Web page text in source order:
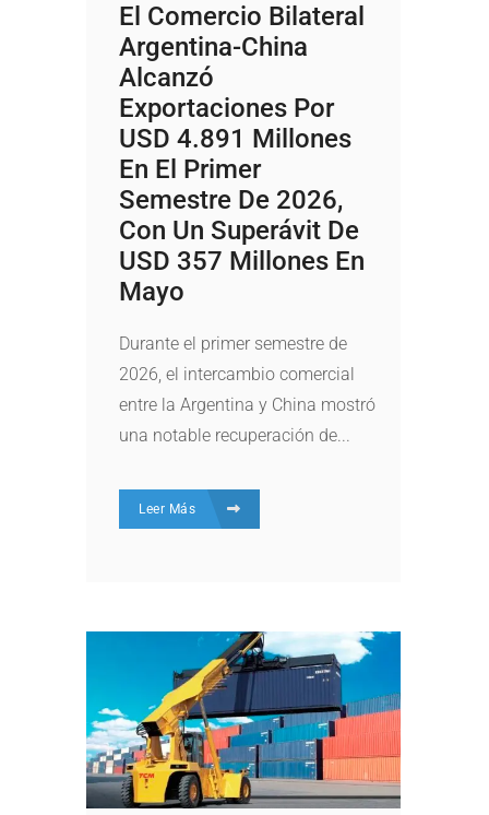
El Comercio Bilateral
Argentina-China
Alcanzó
Exportaciones Por
USD 4.891 Millones
En El Primer
Semestre De 2026,
Con Un Superávit De
USD 357 Millones En
Mayo
Durante el primer semestre de
2026, el intercambio comercial
entre la Argentina y China mostró
una notable recuperación de...
Leer Más